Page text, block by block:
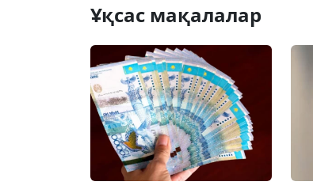
Ұқсас мақалалар